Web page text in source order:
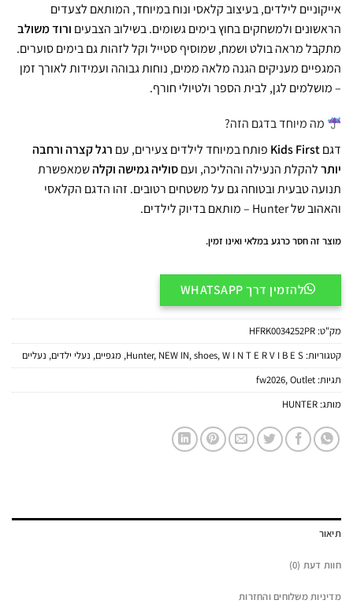
אייקוניים לילדים, בעיצוב קלאסי ונוח במיוחד, המותאם לצעדים
הראשונים ולמשחקים בחוץ בימים גשומים. בשילוב הצבעים ורוד משולב
מתקבל מראה בולט ושמח, שמוסיף סטייל וקל לזהות גם בימים סוערים.
המגפיים מעניקים הגנה מלאה ממים, נוחות גבוהה ועמידות לאורך זמן
– מושלמים לגן, לבית הספר ולטיולי חורף.
מה מיוחד בדגם הזה?
דגםKids First פותח במיוחד לילדים צעירים, עם רגל קצרה ורחבה
יותרלהקלת הנעילה וההליכה, ועםסוליה גמישה וקלהשמאפשרת
תנועה טבעית ובטוחה גם על משטחים רטובים. זהו הדגם הקלאסי
והאהוב של Hunter – מותאם בדיוק לילדים.
מוצר זה חסר כרגע במלאי ואינו זמין.
להזמין דרך WHATSAPP
מק"ט: HFRK0034252PR
קטגוריות:
Hunter, NEW IN,shoes,W I N T E R V I B E S
, מגפיים, נעלי ילדים, נעליים
תגיות:
fw2026,Outlet
מותג: HUNTER
תיאור
חוות דעת (0)
מדיניות משלוחים והחזרות